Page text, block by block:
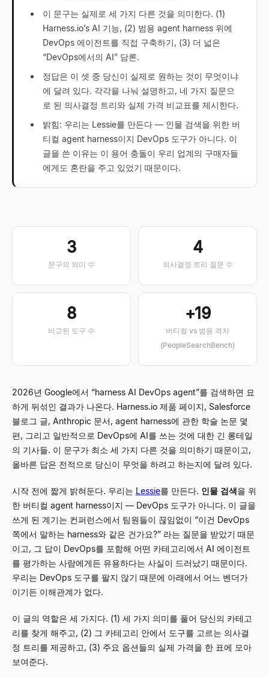
이 문구는 실제로 세 가지 다른 것을 의미한다. (1)
Harness.io’s AI 기능, (2) 범용 agent harness 위에
DevOps 에이전트를 직접 구축하기, (3) 더 넓은
“DevOps에서의 AI” 담론.
정답은 이 셋 중 당신이 실제로 원하는 것이 무엇이냐
에 달려 있다. 각각을 나눠 설명하고, 네 가지 질문으
로 된 의사결정 트리와 실제 가격 비교표를 제시한다.
밝힘: 우리는 Lessie를 만든다 — 인물 검색을 위한 버
티컬 agent harness이지 DevOps 도구가 아니다. 이
글을 쓴 이유는 이 용어 충돌이 우리 업계의 구매자들
에게도 혼란을 주고 있었기 때문이다.
3
문구의 의미 수
4
의사결정 트리 질문 수
8
비교된 도구 수
+19
버티컬 vs 범용 격차
(PeopleSearchBench)
2026년 Google에서 “harness AI DevOps agent”를 검색하면 묘
하게 뒤섞인 결과가 나온다. Harness.io 제품 페이지, Salesforce
블로그 글, Anthropic 문서, agent harness에 관한 학술 논문 몇
편, 그리고 일반적으로 DevOps에 AI를 쓰는 것에 대한 긴 롱테일
의 기사들. 이 문구가 최소 세 가지 다른 것을 의미하기 때문이고,
올바른 답은 전적으로 당신이 무엇을 하려고 하는지에 달려 있다.
시작 전에 짧게 밝혀둔다. 우리는 Lessie를 만든다. 인물 검색을 위
한 버티컬 agent harness이지 — DevOps 도구가 아니다. 이 글을
쓰게 된 계기는 컨퍼런스에서 팀원들이 끊임없이 “이건 DevOps
쪽에서 말하는 harness와 같은 건가요?” 라는 질문을 받았기 때문
이고, 그 답이 DevOps를 포함해 어떤 카테고리에서 AI 에이전트
를 평가하는 사람에게든 유용하다는 사실이 드러났기 때문이다.
우리는 DevOps 도구를 팔지 않기 때문에 아래에서 어느 벤더가
이기든 이해관계가 없다.
이 글의 역할은 세 가지다. (1) 세 가지 의미를 풀어 당신의 카테고
리를 찾게 해주고, (2) 그 카테고리 안에서 도구를 고르는 의사결
정 트리를 제공하고, (3) 주요 옵션들의 실제 가격을 한 표에 모아
보여준다.